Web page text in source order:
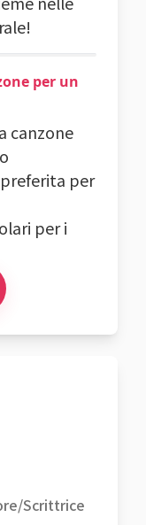
per un
canzone
per
per i
Scrittrice